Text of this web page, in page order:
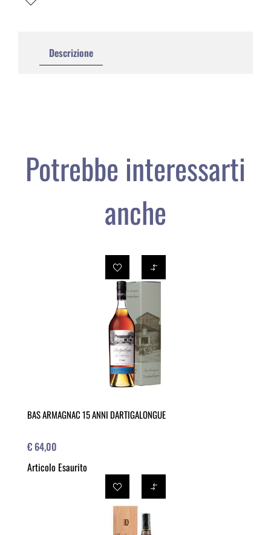
Descrizione
Potrebbe interessarti
anche
BAS ARMAGNAC 15 ANNI DARTIGALONGUE
€ 64,00
Articolo Esaurito